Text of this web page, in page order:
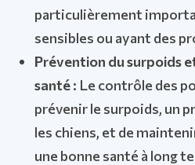
particulièrement
sensibles ou ayant des
Prévention du surpoids
santé : Le contrôle des
prévenir le surpoids, un
les chiens, et de
une bonne santé à long